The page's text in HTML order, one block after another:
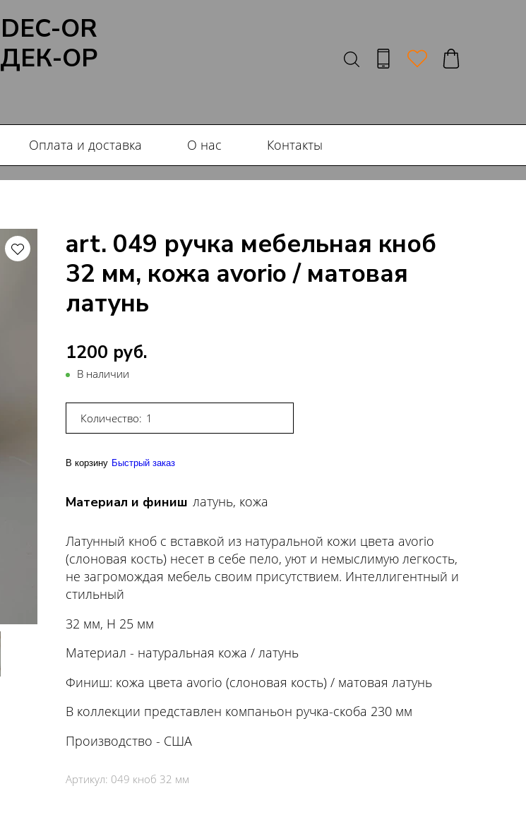
DEC-OR
ДЕК-ОР
Оплата и доставка О нас Контакты
art. 049 ручка мебельная кноб
32 мм, кожа avorio / матовая
латунь
1200 руб.
В наличии
Количество:
В корзину Быстрый заказ
Материал и финиш латунь, кожа
Латунный кноб с вставкой из натуральной кожи цвета avorio
(слоновая кость) несет в себе пело, уют и немыслимую легкость,
не загромождая мебель своим присутствием. Интеллигентный и
стильный
32 мм, Н 25 мм
Материал - натуральная кожа / латунь
Финиш: кожа цвета avorio (слоновая кость) / матовая латунь
В коллекции представлен компаньон ручка-скоба 230 мм
Производство - США
Артикул: 049 кноб 32 мм